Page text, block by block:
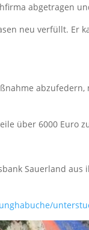
abgetragen
neu verfüllt. Er
über 6000 Euro
Sauerland